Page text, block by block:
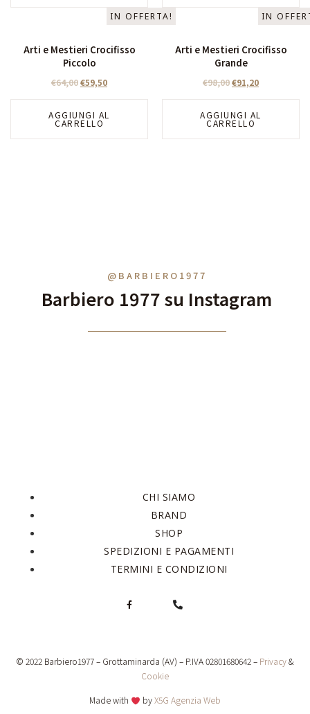
IN OFFERTA!
Arti e Mestieri Crocifisso
Piccolo
€64,00€59,50
AGGIUNGI AL
CARRELLO
IN
Arti e Mestieri Crocifisso
Grande
€98,00€91,20
AGGIUNGI AL
CARRELLO
@BARBIERO1977
Barbiero 1977 su Instagram
CHI SIAMO
BRAND
SHOP
SPEDIZIONI E PAGAMENTI
TERMINI E CONDIZIONI
© 2022 Barbiero1977 – Grottaminarda (AV) – P.IVA 02801680642 – Privacy&
Cookie
Made with byX5G Agenzia Web